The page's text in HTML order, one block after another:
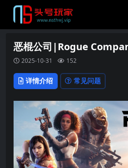
恶棍公司|Rogue
2025-10-31 152
详情介绍 常见问题